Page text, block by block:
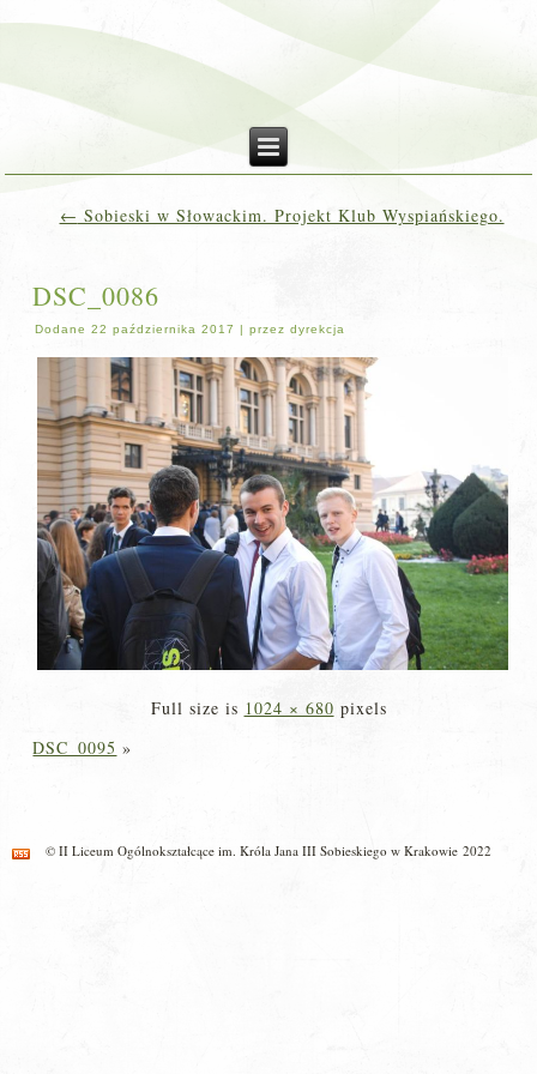
← Sobieski w Słowackim. Projekt Klub Wyspiańskiego.
DSC_0086
Dodane 22 października 2017 |przez dyrekcja
Full size is 1024 × 680 pixels
DSC_0095 »
© II Liceum Ogólnokształcące im. Króla Jana III Sobieskiego w Krakowie 2022